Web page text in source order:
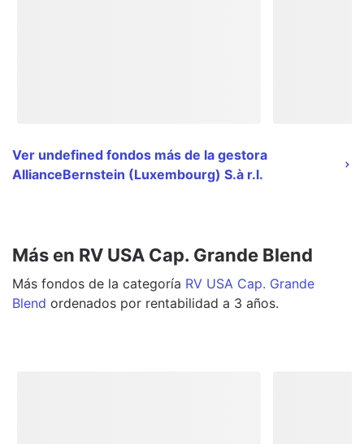
Ver undefined fondos más de la gestora
AllianceBernstein (Luxembourg) S.à r.l.
Más en RV USA Cap. Grande Blend
Más fondos de la categoría RV USA Cap. Grande
Blend ordenados por rentabilidad a 3 años.